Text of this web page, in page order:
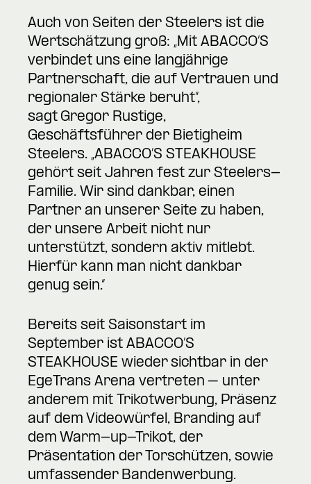
Auch von Seiten der Steelers ist die
Wertschätzung groß: „Mit ABACCO‘S
verbindet uns eine langjährige
Partnerschaft, die auf Vertrauen und
regionaler Stärke beruht“,
sagt Gregor Rustige,
Geschäftsführer der Bietigheim
Steelers. „ABACCO’S STEAKHOUSE
gehört seit Jahren fest zur Steelers-
Familie. Wir sind dankbar, einen
Partner an unserer Seite zu haben,
der unsere Arbeit nicht nur
unterstützt, sondern aktiv mitlebt.
Hierfür kann man nicht dankbar
genug sein.“
Bereits seit Saisonstart im
September ist ABACCO’S
STEAKHOUSE wieder sichtbar in der
EgeTrans Arena vertreten – unter
anderem mit Trikotwerbung, Präsenz
auf dem Videowürfel, Branding auf
dem Warm-up-Trikot, der
Präsentation der Torschützen, sowie
umfassender Bandenwerbung.